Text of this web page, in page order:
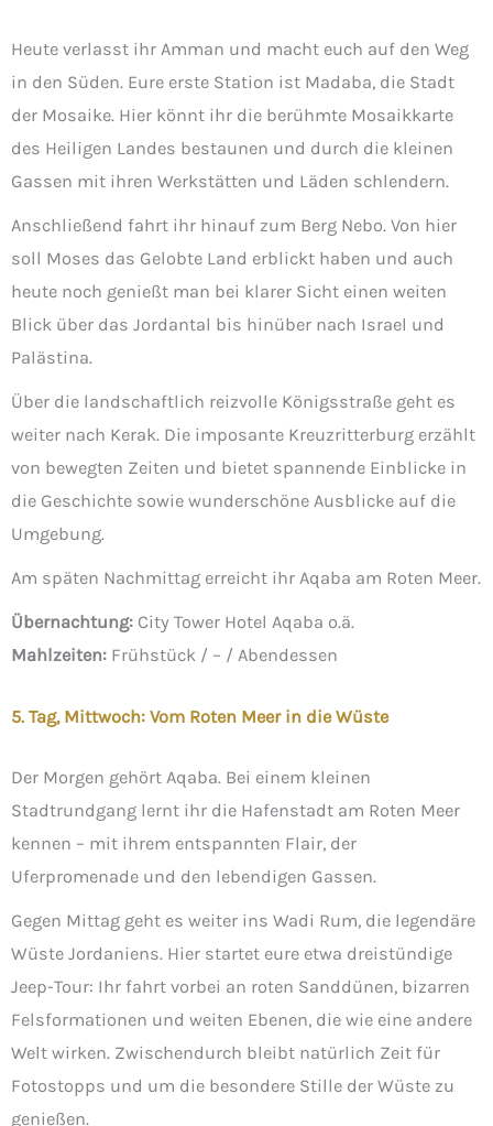
Heute verlasst ihr Amman und macht euch auf den Weg
in den Süden. Eure erste Station ist Madaba, die Stadt
der Mosaike. Hier könnt ihr die berühmte Mosaikkarte
des Heiligen Landes bestaunen und durch die kleinen
Gassen mit ihren Werkstätten und Läden schlendern.
Anschließend fahrt ihr hinauf zum Berg Nebo. Von hier
soll Moses das Gelobte Land erblickt haben und auch
heute noch genießt man bei klarer Sicht einen weiten
Blick über das Jordantal bis hinüber nach Israel und
Palästina.
Über die landschaftlich reizvolle Königsstraße geht es
weiter nach Kerak. Die imposante Kreuzritterburg erzählt
von bewegten Zeiten und bietet spannende Einblicke in
die Geschichte sowie wunderschöne Ausblicke auf die
Umgebung.
Am späten Nachmittag erreicht ihr Aqaba am Roten Meer.
Übernachtung: City Tower Hotel Aqaba o.ä.
Mahlzeiten: Frühstück / – / Abendessen
5. Tag, Mittwoch: Vom Roten Meer in die Wüste
Der Morgen gehört Aqaba. Bei einem kleinen
Stadtrundgang lernt ihr die Hafenstadt am Roten Meer
kennen – mit ihrem entspannten Flair, der
Uferpromenade und den lebendigen Gassen.
Gegen Mittag geht es weiter ins Wadi Rum, die legendäre
Wüste Jordaniens. Hier startet eure etwa dreistündige
Jeep-Tour: Ihr fahrt vorbei an roten Sanddünen, bizarren
Felsformationen und weiten Ebenen, die wie eine andere
Welt wirken. Zwischendurch bleibt natürlich Zeit für
Fotostopps und um die besondere Stille der Wüste zu
genießen.